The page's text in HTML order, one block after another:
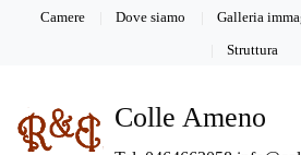
Camere Dove siamo Galleria
Struttura
Colle Ameno